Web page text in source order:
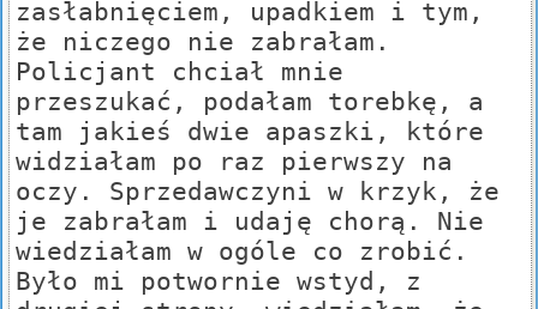
zasłabnięciem, upadkiem i tym,
że niczego nie zabrałam.
Policjant chciał mnie
przeszukać, podałam torebkę, a
tam jakieś dwie apaszki, które
widziałam po raz pierwszy na
oczy. Sprzedawczyni w krzyk, że
je zabrałam i udaję chorą. Nie
wiedziałam w ogóle co zrobić.
Było mi potwornie wstyd, z